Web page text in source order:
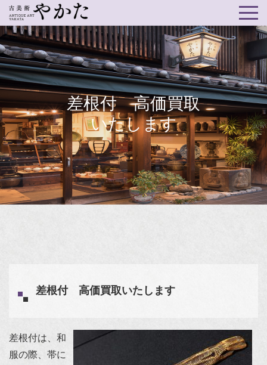
差根付 高価買取
いたします
差根付 高価買取いたします
差根付は、和
服の際、帯に